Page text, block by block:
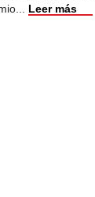
Leer más